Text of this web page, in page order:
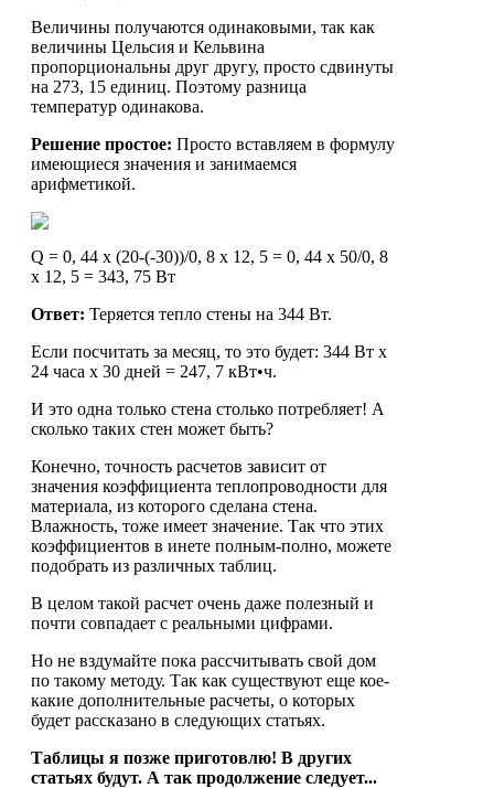
Величины получаются одинаковыми, так как
величины Цельсия и Кельвина
пропорциональны друг другу, просто сдвинуты
на 273, 15 единиц. Поэтому разница
температур одинакова.
Решение простое: Просто вставляем в формулу
имеющиеся значения и занимаемся
арифметикой.
Q = 0, 44 х (20-(-30))/0, 8 х 12, 5 = 0, 44 х 50/0, 8
х 12, 5 = 343, 75 Вт
Ответ: Теряется тепло стены на 344 Вт.
Если посчитать за месяц, то это будет: 344 Вт х
24 часа х 30 дней = 247, 7 кВт•ч.
И это одна только стена столько потребляет! А
сколько таких стен может быть?
Конечно, точность расчетов зависит от
значения коэффициента теплопроводности для
материала, из которого сделана стена.
Влажность, тоже имеет значение. Так что этих
коэффициентов в инете полным-полно, можете
подобрать из различных таблиц.
В целом такой расчет очень даже полезный и
почти совпадает с реальными цифрами.
Но не вздумайте пока рассчитывать свой дом
по такому методу. Так как существуют еще кое-
какие дополнительные расчеты, о которых
будет рассказано в следующих статьях.
Таблицы я позже приготовлю! В других
статьях будут. А так продолжение следует...